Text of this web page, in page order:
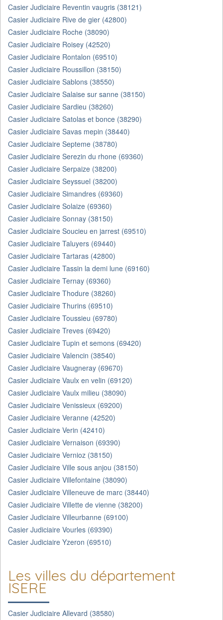
Casier Judiciaire Reventin vaugris (38121)
Casier Judiciaire Rive de gier (42800)
Casier Judiciaire Roche (38090)
Casier Judiciaire Roisey (42520)
Casier Judiciaire Rontalon (69510)
Casier Judiciaire Roussillon (38150)
Casier Judiciaire Sablons (38550)
Casier Judiciaire Salaise sur sanne (38150)
Casier Judiciaire Sardieu (38260)
Casier Judiciaire Satolas et bonce (38290)
Casier Judiciaire Savas mepin (38440)
Casier Judiciaire Septeme (38780)
Casier Judiciaire Serezin du rhone (69360)
Casier Judiciaire Serpaize (38200)
Casier Judiciaire Seyssuel (38200)
Casier Judiciaire Simandres (69360)
Casier Judiciaire Solaize (69360)
Casier Judiciaire Sonnay (38150)
Casier Judiciaire Soucieu en jarrest (69510)
Casier Judiciaire Taluyers (69440)
Casier Judiciaire Tartaras (42800)
Casier Judiciaire Tassin la demi lune (69160)
Casier Judiciaire Ternay (69360)
Casier Judiciaire Thodure (38260)
Casier Judiciaire Thurins (69510)
Casier Judiciaire Toussieu (69780)
Casier Judiciaire Treves (69420)
Casier Judiciaire Tupin et semons (69420)
Casier Judiciaire Valencin (38540)
Casier Judiciaire Vaugneray (69670)
Casier Judiciaire Vaulx en velin (69120)
Casier Judiciaire Vaulx milieu (38090)
Casier Judiciaire Venissieux (69200)
Casier Judiciaire Veranne (42520)
Casier Judiciaire Verin (42410)
Casier Judiciaire Vernaison (69390)
Casier Judiciaire Vernioz (38150)
Casier Judiciaire Ville sous anjou (38150)
Casier Judiciaire Villefontaine (38090)
Casier Judiciaire Villeneuve de marc (38440)
Casier Judiciaire Villette de vienne (38200)
Casier Judiciaire Villeurbanne (69100)
Casier Judiciaire Vourles (69390)
Casier Judiciaire Yzeron (69510)
Les villes du département
ISERE
Casier Judiciaire Allevard (38580)